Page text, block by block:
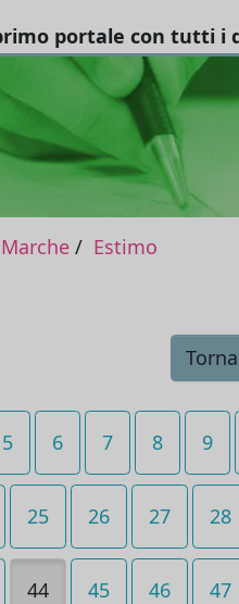
portale con tutti i
Estimo
5 6 7 8 9
25 26 27 28
44 45 46 47